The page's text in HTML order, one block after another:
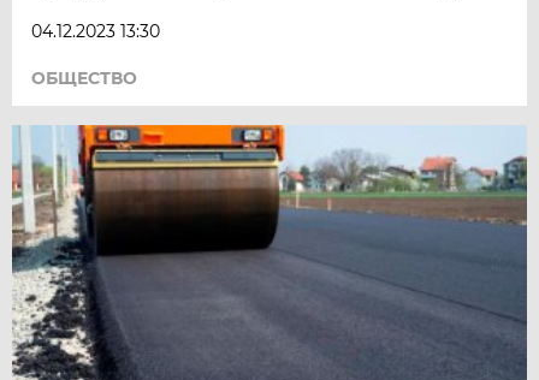
04.12.2023 13:30
ОБЩЕСТВО